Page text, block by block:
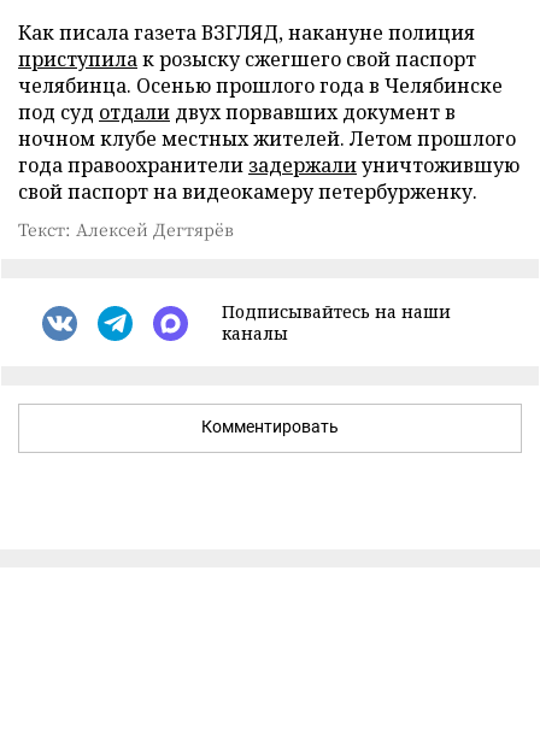
Как писала газета ВЗГЛЯД, накануне полиция
приступилак розыску сжегшего свой паспорт
челябинца. Осенью прошлого года в Челябинске
под суд отдали двух порвавших документ в
ночном клубе местных жителей. Летом прошлого
года правоохранители задержалиуничтожившую
свой паспорт на видеокамеру петербурженку.
Текст: Алексей Дегтярёв
Подписывайтесь на наши
каналы
Комментировать